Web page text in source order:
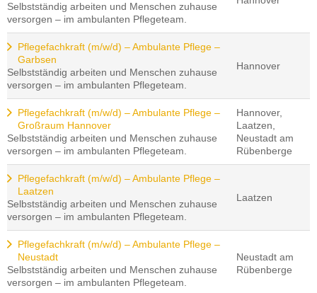
Selbstständig arbeiten und Menschen zuhause
versorgen – im ambulanten Pflegeteam.
Pflegefachkraft (m/w/d) – Ambulante Pflege –
Garbsen
Selbstständig arbeiten und Menschen zuhause
versorgen – im ambulanten Pflegeteam.
Hannover
Pflegefachkraft (m/w/d) – Ambulante Pflege –
Großraum Hannover
Selbstständig arbeiten und Menschen zuhause
versorgen – im ambulanten Pflegeteam.
Hannover,
Laatzen,
Neustadt am
Rübenberge
Pflegefachkraft (m/w/d) – Ambulante Pflege –
Laatzen
Selbstständig arbeiten und Menschen zuhause
versorgen – im ambulanten Pflegeteam.
Laatzen
Pflegefachkraft (m/w/d) – Ambulante Pflege –
Neustadt
Selbstständig arbeiten und Menschen zuhause
versorgen – im ambulanten Pflegeteam.
Neustadt am
Rübenberge